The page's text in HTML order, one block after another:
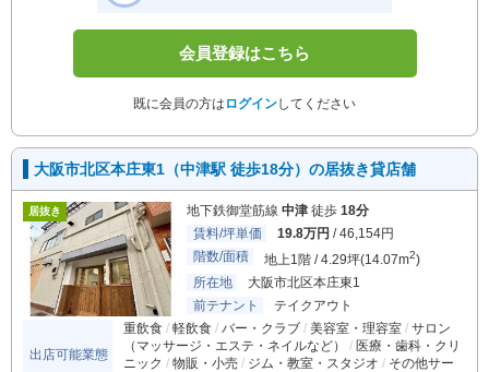
会員登録はこちら
既に会員の方は ログインしてください
大阪市北区本庄東1（中津駅 徒歩18分）の居抜き貸店舗
居抜き 地下鉄御堂筋線 中津 徒歩 18分
賃料/坪単価
19.8万円 / 46,154円
階数/面積
地上1階 / 4.29坪(14.07m2)
所在地
大阪市北区本庄東1
前テナント
テイクアウト
出店可能業態
重飲食 軽飲食 バー・クラブ 美容室・理容室
サロン
（マッサージ・エステ・ネイルなど）
医療・歯科・クリ
ニック
物販・小売 ジム・教室・スタジオ
その他サー